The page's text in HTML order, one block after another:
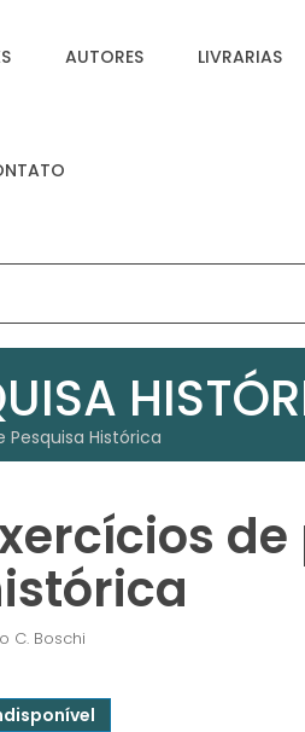
AUTORES LIVRARIAS
Pesquisa Histórica
C. Boschi